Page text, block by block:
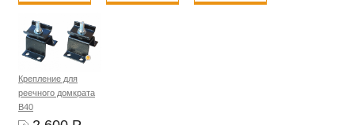
Крепление для
реечного домкрата
B40